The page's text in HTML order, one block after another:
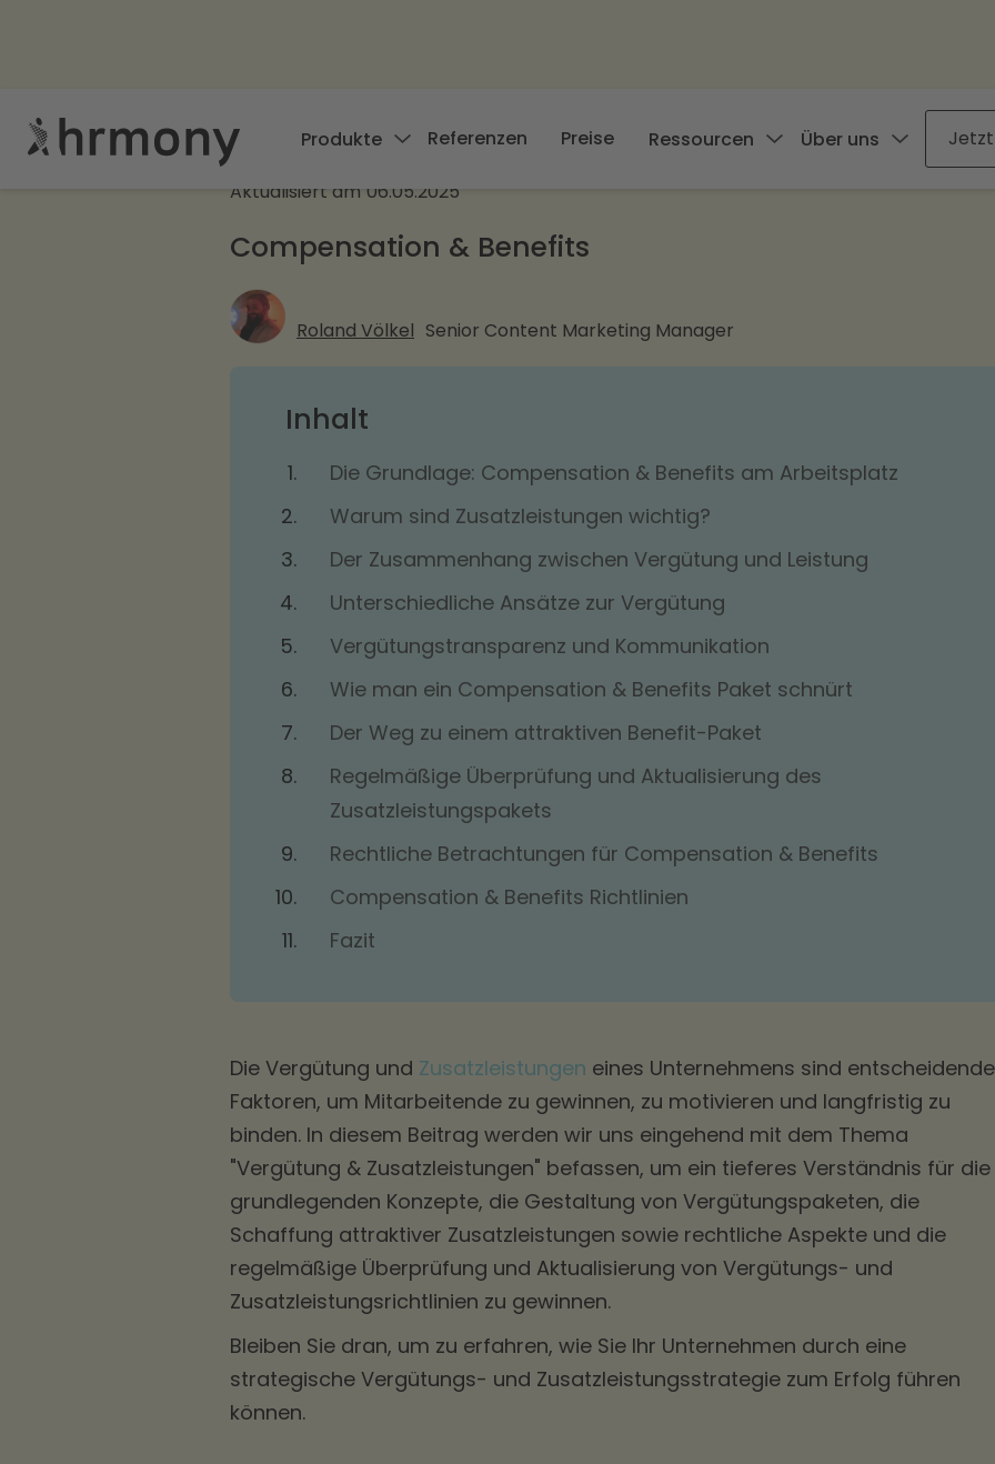
Produkte Referenzen Preise Ressourcen Über uns
Aktualisiert am 06.05.2025
Compensation & Benefits
Roland Völkel Senior Content Marketing Manager
Inhalt
Die Grundlage: Compensation & Benefits am Arbeitsplatz
Warum sind Zusatzleistungen wichtig?
Der Zusammenhang zwischen Vergütung und Leistung
Unterschiedliche Ansätze zur Vergütung
Vergütungstransparenz und Kommunikation
Wie man ein Compensation & Benefits Paket schnürt
Der Weg zu einem attraktiven Benefit-Paket
Regelmäßige Überprüfung und Aktualisierung des
Zusatzleistungspakets
Rechtliche Betrachtungen für Compensation & Benefits
Compensation & Benefits Richtlinien
Fazit
Die Vergütung und Zusatzleistungen eines Unternehmens sind entscheidende
Faktoren, um Mitarbeitende zu gewinnen, zu motivieren und langfristig zu
binden. In diesem Beitrag werden wir uns eingehend mit dem Thema
"Vergütung & Zusatzleistungen" befassen, um ein tieferes Verständnis für die
grundlegenden Konzepte, die Gestaltung von Vergütungspaketen, die
Schaffung attraktiver Zusatzleistungen sowie rechtliche Aspekte und die
regelmäßige Überprüfung und Aktualisierung von Vergütungs- und
Zusatzleistungsrichtlinien zu gewinnen.
Bleiben Sie dran, um zu erfahren, wie Sie Ihr Unternehmen durch eine
strategische Vergütungs- und Zusatzleistungsstrategie zum Erfolg führen
können.